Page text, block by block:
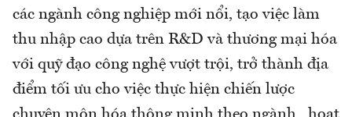
các ngành công nghiệp mới nổi, tạo việc làm
thu nhập cao dựa trên R&D và thương mại hóa
với quỹ đạo công nghệ vượt trội, trở thành địa
điểm tối ưu cho việc thực hiện chiến lược